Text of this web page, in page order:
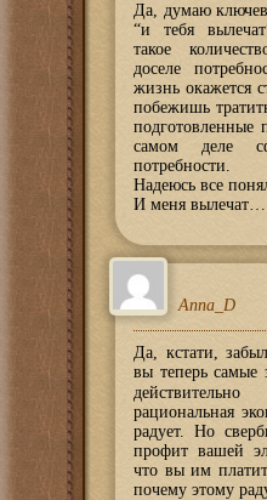
Да, думаю
“и тебя
такое
доселе
жизнь окажется
побежишь
подготовленные
самом деле
потребности.
Надеюсь все
И меня вылечат…
Anna_D
Да, кстати,
вы теперь самые
рациональная
радует. Но
профит вашей
что вы им
почему этому